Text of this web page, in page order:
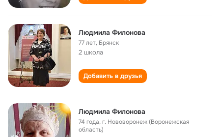
Людмила Филонова
77 лет, Брянск
2 школа
Добавить в друзья
Людмила Филонова
74 года,г. Нововоронеж (Воронежская
область)